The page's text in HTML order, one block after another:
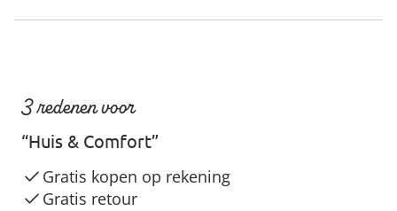
3 redenen voor
“Huis & Comfort”
Gratis kopen op rekening
Gratis retour